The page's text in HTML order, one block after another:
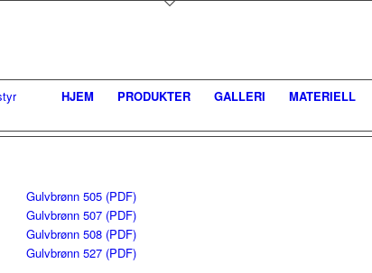
HJEM PRODUKTER GALLERI MATERIELL
Gulvbrønn 505 (PDF)
Gulvbrønn 507 (PDF)
Gulvbrønn 508 (PDF)
Gulvbrønn 527 (PDF)